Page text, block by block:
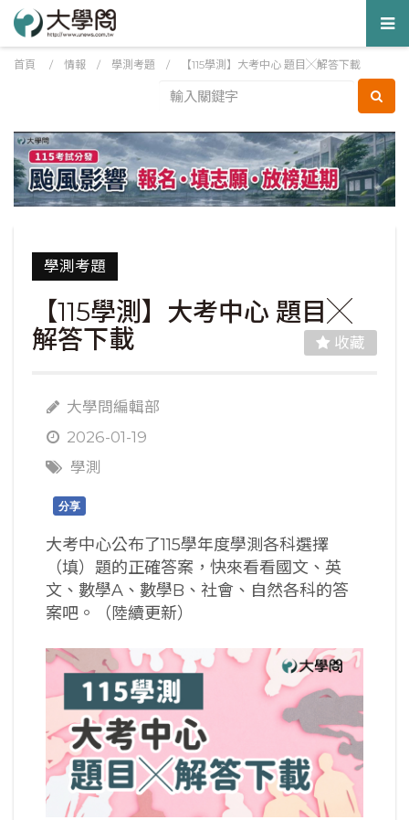
首頁 / 情報 / 學測考題 / 【115學測】大考中心 題目╳解答下載
學測考題
【115學測】大考中心 題目╳
解答下載
收藏
大學問編輯部
2026-01-19
學測
分享
大考中心公布了115學年度學測各科選擇
（填）題的正確答案，快來看看國文、英
文、數學A、數學B、社會、自然各科的答
案吧。（陸續更新）